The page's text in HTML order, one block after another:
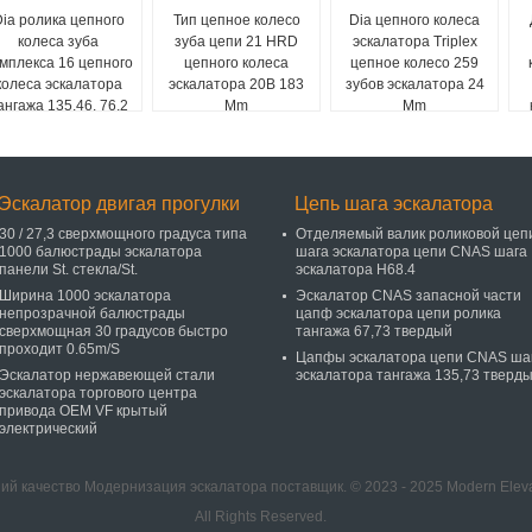
ролика цепного
колеса зуба
16 цепного
эскалатора
135,46. 76,2
Тип цепное колесо
зуба цепи 21 HRD
цепного колеса
эскалатора 20B 183
Mm
Dia цепного колеса
эскалатора Triplex
цепное колесо 259
зубов эскалатора 24
Mm
двигая прогулки
30 / 27,3 сверхмощного градуса типа
1000 балюстрады эскалатора
панели St. стекла/St.
Ширина 1000 эскалатора
непрозрачной балюстрады
сверхмощная 30 градусов быстро
проходит 0.65m/S
Эскалатор нержавеющей стали
эскалатора торгового центра
привода OEM VF крытый
электрический
Цепь шага эскалатора
Отделяемый валик роликовой
шага эскалатора цепи CNAS шага
эскалатора H68.4
Эскалатор CNAS запасной части
цапф эскалатора цепи ролика
тангажа 67,73 твердый
Цапфы эскалатора цепи CNAS
эскалатора тангажа 135,73
качество Модернизация эскалатора поставщик. © 2023 - 2025 Modern
All Rights Reserved.